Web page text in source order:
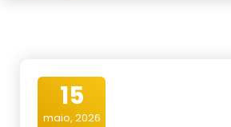
15
maio, 2026